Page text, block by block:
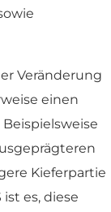
Veränderung
einen
Kieferpartie
es, diese